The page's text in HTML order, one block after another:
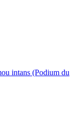
intans (Podium du